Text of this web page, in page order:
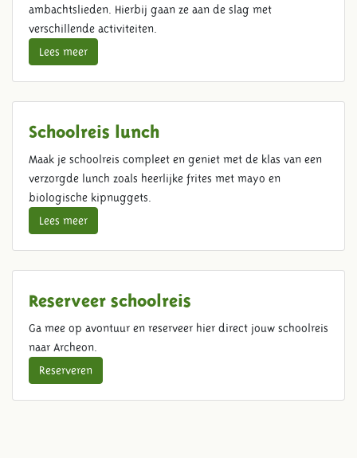
ambachtslieden. Hierbij gaan ze aan de slag met
verschillende activiteiten.
Lees meer
Schoolreis lunch
Maak je schoolreis compleet en geniet met de klas van een
verzorgde lunch zoals heerlijke frites met mayo en
biologische kipnuggets.
Lees meer
Reserveer schoolreis
Ga mee op avontuur en reserveer hier direct jouw schoolreis
naar Archeon.
Reserveren